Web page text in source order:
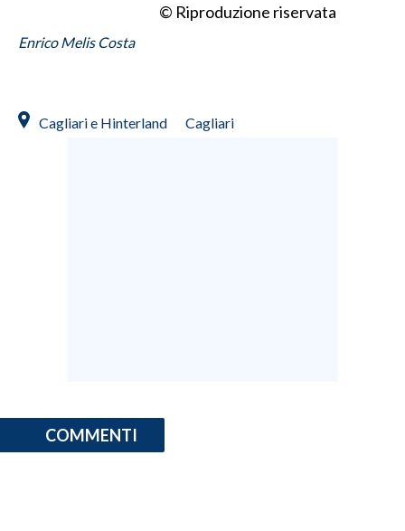
© Riproduzione riservata
Enrico Melis Costa
Cagliari e Hinterland Cagliari
COMMENTI